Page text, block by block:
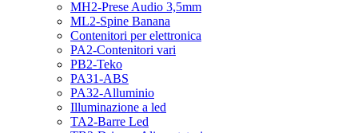
MH2-Prese Audio 3,5mm
ML2-Spine Banana
Contenitori per elettronica
PA2-Contenitori vari
PB2-Teko
PA31-ABS
PA32-Alluminio
Illuminazione a led
TA2-Barre Led